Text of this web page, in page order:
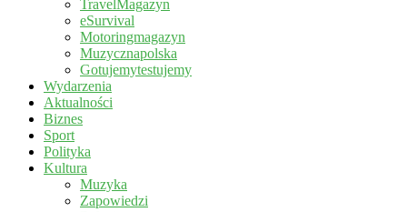
TravelMagazyn
eSurvival
Motoringmagazyn
Muzycznapolska
Gotujemytestujemy
Wydarzenia
Aktualności
Biznes
Sport
Polityka
Kultura
Muzyka
Zapowiedzi